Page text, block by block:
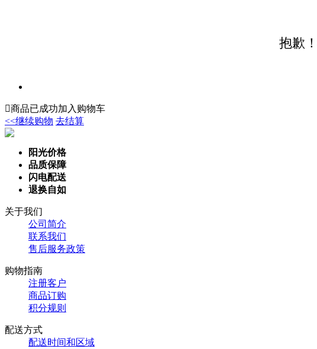
抱歉
商品已成功加入购物车
<<继续购物 去结算
阳光价格
品质保障
闪电配送
退换自如
关于我们
公司简介
联系我们
售后服务政策
购物指南
注册客户
商品订购
积分规则
配送方式
配送时间和区域